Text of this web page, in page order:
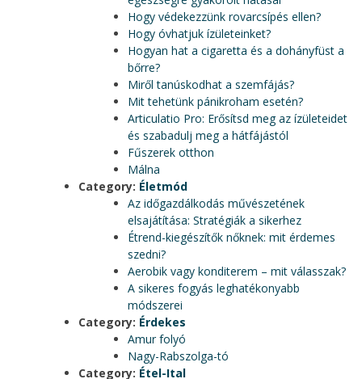
Hogy védekezzünk rovarcsípés ellen?
Hogy óvhatjuk ízületeinket?
Hogyan hat a cigaretta és a dohányfüst a
bőrre?
Miről tanúskodhat a szemfájás?
Mit tehetünk pánikroham esetén?
Articulatio Pro: Erősítsd meg az ízületeidet
és szabadulj meg a hátfájástól
Fűszerek otthon
Málna
Category: Életmód
Az időgazdálkodás művészetének
elsajátítása: Stratégiák a sikerhez
Étrend-kiegészítők nőknek: mit érdemes
szedni?
Aerobik vagy konditerem – mit válasszak?
A sikeres fogyás leghatékonyabb
módszerei
Category: Érdekes
Amur folyó
Nagy-Rabszolga-tó
Category: Étel-Ital